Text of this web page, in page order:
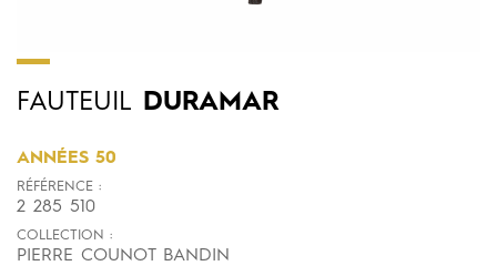
FAUTEUIL DURAMAR
ANNÉES 50
RÉFÉRENCE :
2 285 510
COLLECTION :
PIERRE COUNOT BANDIN